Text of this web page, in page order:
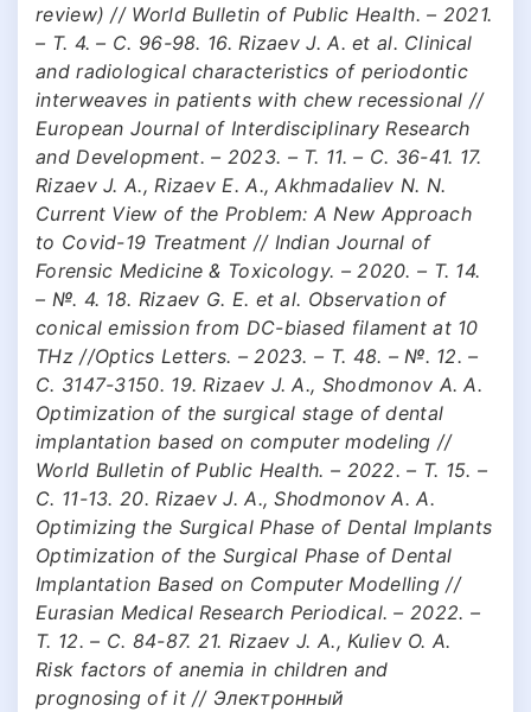
review) // World Bulletin of Public Health. – 2021.
– Т. 4. – С. 96-98. 16. Rizaev J. A. et al. Clinical
and radiological characteristics of periodontic
interweaves in patients with chew recessional //
European Journal of Interdisciplinary Research
and Development. – 2023. – Т. 11. – С. 36-41. 17.
Rizaev J. A., Rizaev E. A., Akhmadaliev N. N.
Current View of the Problem: A New Approach
to Covid-19 Treatment // Indian Journal of
Forensic Medicine & Toxicology. – 2020. – Т. 14.
– №. 4. 18. Rizaev G. E. et al. Observation of
conical emission from DC-biased filament at 10
THz //Optics Letters. – 2023. – Т. 48. – №. 12. –
С. 3147-3150. 19. Rizaev J. A., Shodmonov A. A.
Optimization of the surgical stage of dental
implantation based on computer modeling //
World Bulletin of Public Health. – 2022. – Т. 15. –
С. 11-13. 20. Rizaev J. A., Shodmonov A. A.
Optimizing the Surgical Phase of Dental Implants
Optimization of the Surgical Phase of Dental
Implantation Based on Computer Modelling //
Eurasian Medical Research Periodical. – 2022. –
Т. 12. – С. 84-87. 21. Rizaev J. A., Kuliev O. A.
Risk factors of anemia in children and
prognosing of it // Электронный